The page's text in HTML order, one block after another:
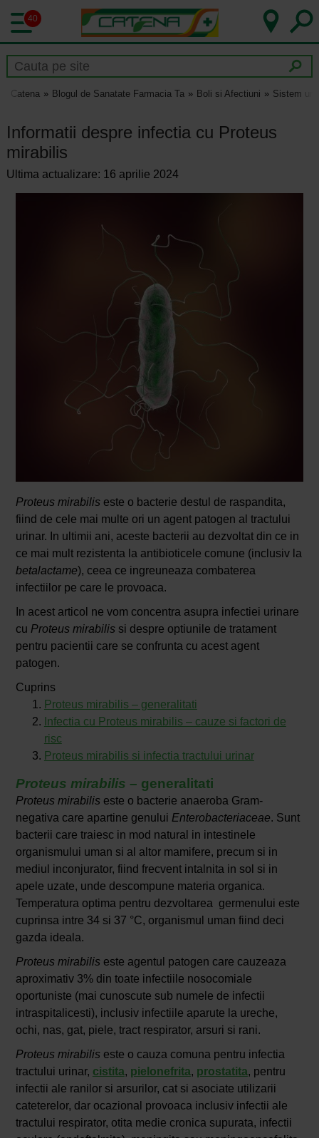
40
Catena Blogul de Sanatate Farmacia Ta Boli si Afectiuni Sistem
Informatii despre infectia cu Proteus
mirabilis
Ultima actualizare: 16 aprilie 2024
Proteus mirabiliseste o bacterie destul de raspandita,
fiind de cele mai multe ori un agent patogen al tractului
urinar. In ultimii ani, aceste bacterii au dezvoltat din ce in
ce mai mult rezistenta la antibioticele comune (inclusiv la
betalactame), ceea ce ingreuneaza combaterea
infectiilor pe care le provoaca.
In acest articol ne vom concentra asupra infectiei urinare
cu Proteus mirabilissi despre optiunile de tratament
pentru pacientii care se confrunta cu acest agent
patogen.
Cuprins
Proteus mirabilis – generalitati
Infectia cu Proteus mirabilis – cauze si factori de
risc
Proteus mirabilis si infectia tractului urinar
Proteus mirabilis – generalitati
Proteus mirabiliseste o bacterie anaeroba Gram-
negativa care apartine genului Enterobacteriaceae. Sunt
bacterii care traiesc in mod natural in intestinele
organismului uman si al altor mamifere, precum si in
mediul inconjurator, fiind frecvent intalnita in sol si in
apele uzate, unde descompune materia organica.
Temperatura optima pentru dezvoltarea germenului este
cuprinsa intre 34 si 37 °C, organismul uman fiind deci
gazda ideala.
Proteus mirabiliseste agentul patogen care cauzeaza
aproximativ 3% din toate infectiile nosocomiale
oportuniste (mai cunoscute sub numele de infectii
intraspitalicesti), inclusiv infectiile aparute la ureche,
ochi, nas, gat, piele, tract respirator, arsuri si rani.
Proteus mirabiliseste o cauza comuna pentru infectia
tractului urinar, cistita, pielonefrita, prostatita, pentru
infectii ale ranilor si arsurilor, cat si asociate utilizarii
cateterelor, dar ocazional provoaca inclusiv infectii ale
tractului respirator, otita medie cronica supurata, infectii